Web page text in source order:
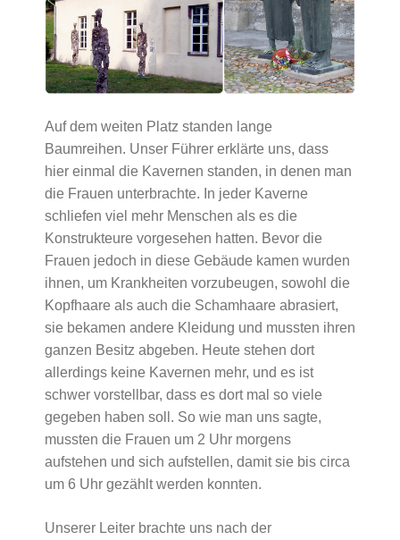
Auf dem weiten Platz standen lange
Baumreihen. Unser Führer erklärte uns, dass
hier einmal die Kavernen standen, in denen man
die Frauen unterbrachte. In jeder Kaverne
schliefen viel mehr Menschen als es die
Konstrukteure vorgesehen hatten. Bevor die
Frauen jedoch in diese Gebäude kamen wurden
ihnen, um Krankheiten vorzubeugen, sowohl die
Kopfhaare als auch die Schamhaare abrasiert,
sie bekamen andere Kleidung und mussten ihren
ganzen Besitz abgeben. Heute stehen dort
allerdings keine Kavernen mehr, und es ist
schwer vorstellbar, dass es dort mal so viele
gegeben haben soll. So wie man uns sagte,
mussten die Frauen um 2 Uhr morgens
aufstehen und sich aufstellen, damit sie bis circa
um 6 Uhr gezählt werden konnten.
Unserer Leiter brachte uns nach der